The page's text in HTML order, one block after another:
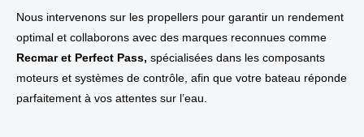
Nous intervenons sur les propellers pour garantir un rendement
optimal et collaborons avec des marques reconnues comme
Recmar et Perfect Pass, spécialisées dans les composants
moteurs et systèmes de contrôle, afin que votre bateau réponde
parfaitement à vos attentes sur l’eau.